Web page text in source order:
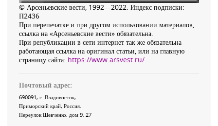
© Арсеньевские вести, 1992—2022. Индекс подписки:
П2436
При перепечатке и при другом использовании материалов,
ссылка на «Арсеньевские вести» обязательна.
При републикации в сети интернет так же обязательна
работающая ссылка на оригинал статьи, или на главную
страницу сайта: https://www.arsvest.ru/
Почтовый адрес:
690091, г. Владивосток,
Приморский край, Россия
Переулок Шевченко, дом 9, 27